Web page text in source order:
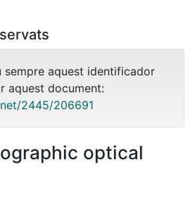
sempre aquest identificador
aquest document:
2445/206691
optical